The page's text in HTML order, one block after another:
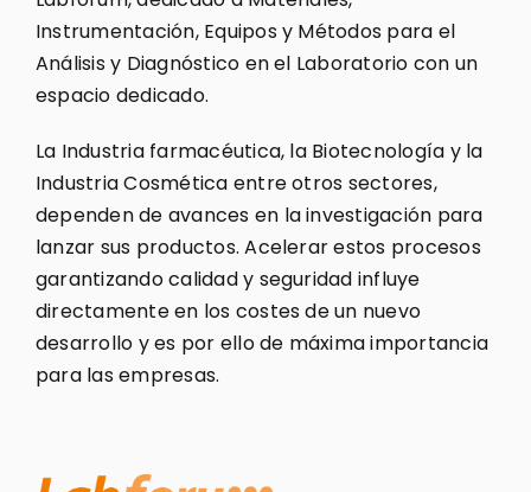
Instrumentación, Equipos y Métodos para el
Análisis y Diagnóstico en el Laboratorio con un
espacio dedicado.
La Industria farmacéutica, la Biotecnología y la
Industria Cosmética entre otros sectores,
dependen de avances en la investigación para
lanzar sus productos. Acelerar estos procesos
garantizando calidad y seguridad influye
directamente en los costes de un nuevo
desarrollo y es por ello de máxima importancia
para las empresas.